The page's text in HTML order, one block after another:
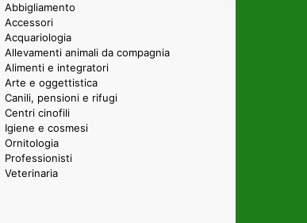
Abbigliamento
Accessori
Acquariologia
Allevamenti animali da compagnia
Alimenti e integratori
Arte e oggettistica
Canili, pensioni e rifugi
Centri cinofili
Igiene e cosmesi
Ornitologia
Professionisti
Veterinaria